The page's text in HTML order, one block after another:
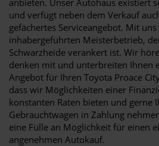
und verfügt neben dem Verkauf
gefächertes Serviceangebot. Mit
inhabergeführten Meisterbetrieb,
Schwarzheide verankert ist. Wir
denken mit und unterbreiten Ihnen
Angebot für Ihren Toyota Proace
dass wir Möglichkeiten einer
konstanten Raten bieten und gerne
Gebrauchtwagen in Zahlung
eine Fülle an Möglichkeit für einen
angenehmen Autokauf.